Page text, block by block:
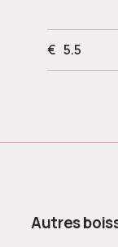
€ 5.5
Autres